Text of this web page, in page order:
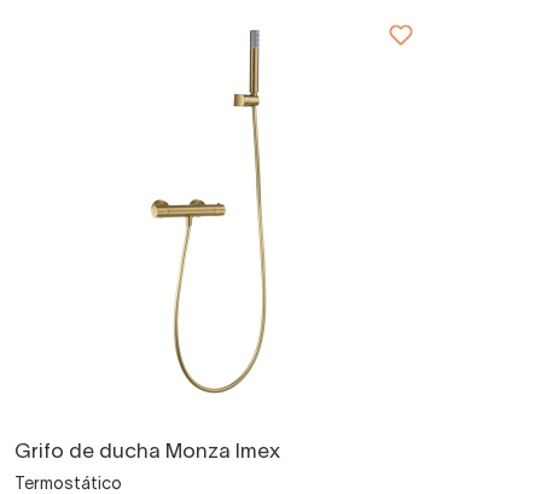
Grifo de ducha Monza Imex
Termostático